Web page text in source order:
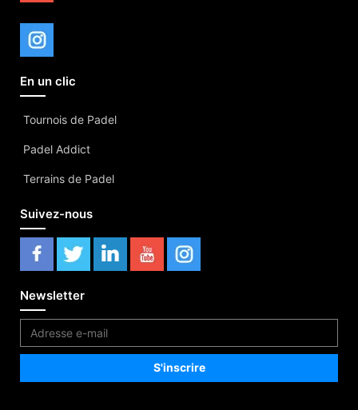
En un clic
Tournois de Padel
Padel Addict
Terrains de Padel
Suivez-nous
Newsletter